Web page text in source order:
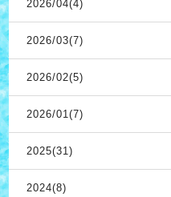
2026/04(4)
2026/03(7)
2026/02(5)
2026/01(7)
2025(31)
2024(8)